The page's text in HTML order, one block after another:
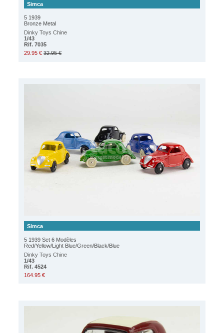
Simca
5 1939
Bronze Metal
Dinky Toys Chine
1/43
Rif. 7035
29.95 € 32.95 €
Simca
5 1939 Set 6 Modèles
Red/Yellow/Light Blue/Green/Black/Blue
Dinky Toys Chine
1/43
Rif. 4524
164.95 €